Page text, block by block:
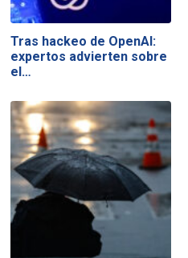
Tras hackeo de OpenAI:
expertos advierten sobre
el…